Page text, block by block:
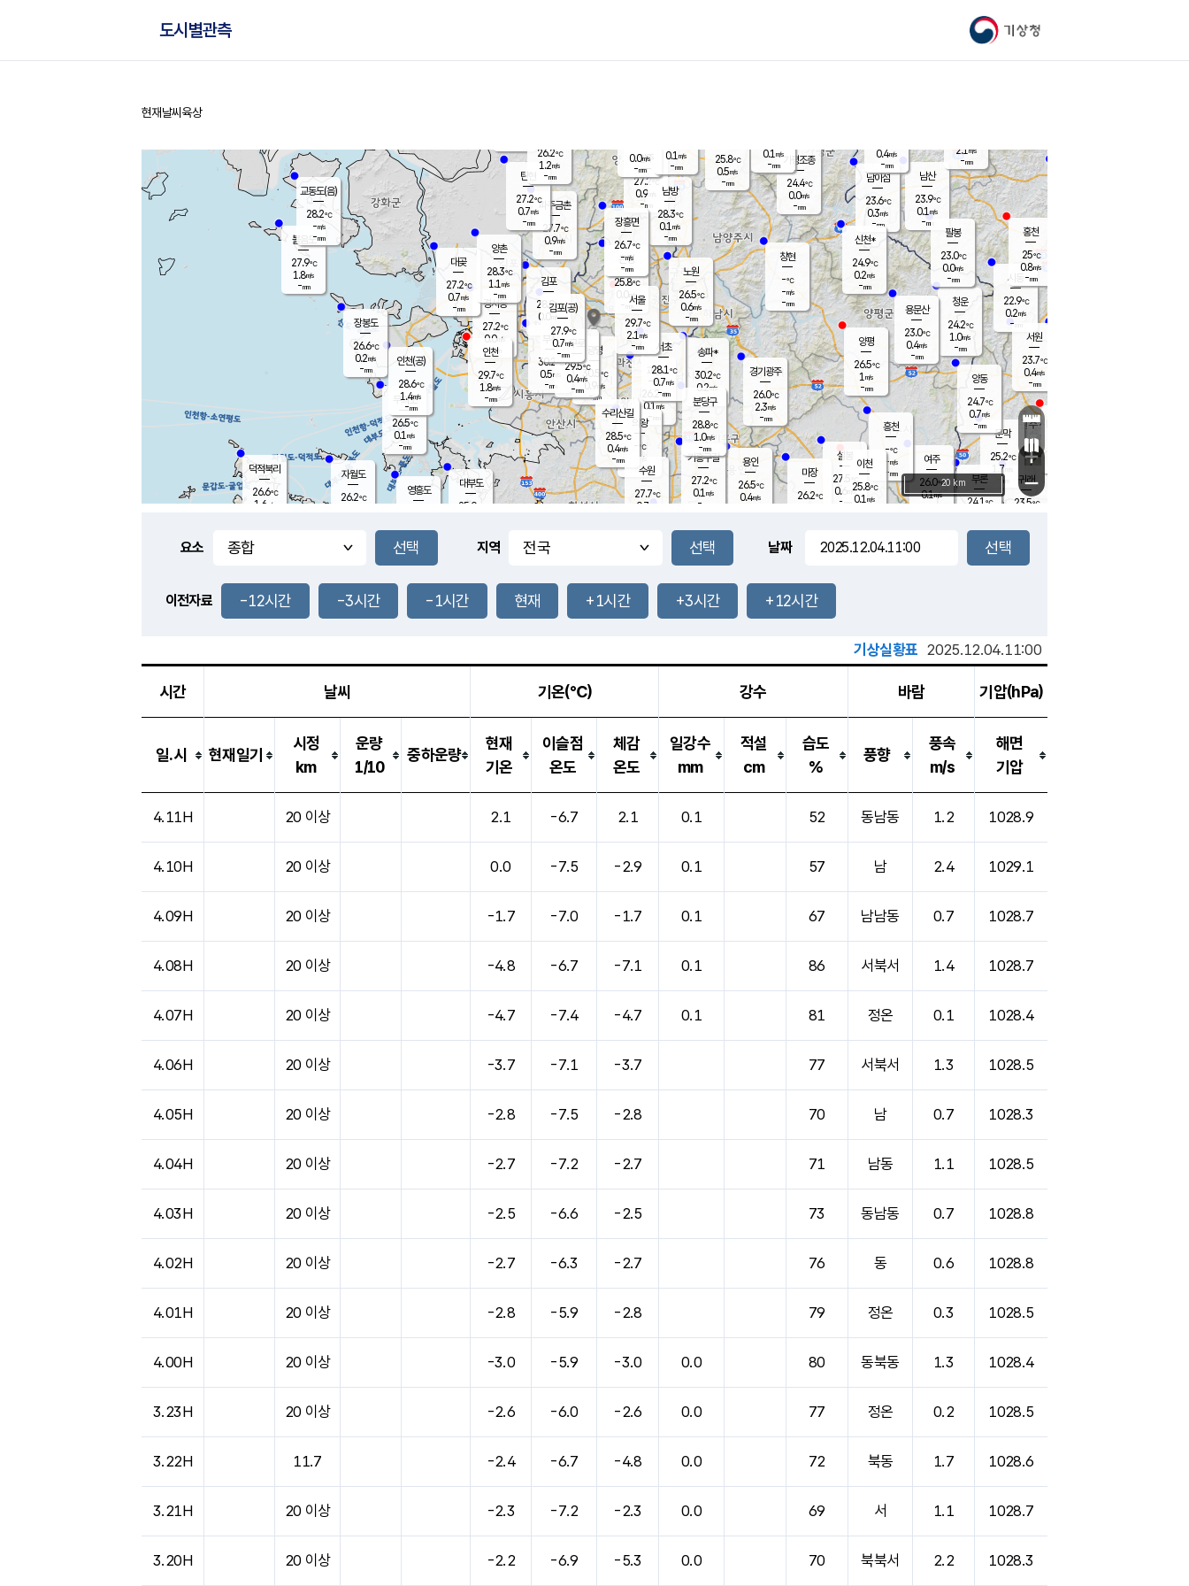
기상청
도시별관측
홈
현재날씨 육상
풍도
0.9m/s
문막
25.2℃
1.7m/s
mm
남이섬
23.6℃
0.3m/s
-mm
무의도
26.5℃
0.1 m/s
-mm
영흥도
볼음도
27.9℃
1.8m/s
-mm
자월도
26.2℃
양주
27.2℃
0.9
-mm
부론
24.1 ℃
과천
26.2℃
0.1m/s
- mm
남산
23.9℃
0.1 m/s
-mm
장봉도
26.6℃
0.2m/s
-mm
-mm
청운
24.2℃
1.0m/s
-mm
팔봉
23.0℃
0.0m/s
-mm
-mm
용인
26.5℃
0.4m/s
여주
26.0℃
0.1m/s
양동
24.7℃
0.7m/s
-mm
경기광주
26.0℃
2.3m/s
-mm
장호원
0.4m/s
-mm
26.5
℃
대부도
25.0
-
경서동
27.2℃
0.0m/s
-mm
파주금촌
27.7℃
0.9m/s
-mm
가평조종
24.4℃
0.0m/s
-mm
25.8℃
0.5m/s
-mm
대곶
27.2℃
0.7m/s
-mm
신천*
24.9℃
0.2m/s
-mm
창현
-℃
-m/s
-mm
탄현
27.2℃
0.7m/s
-mm
0.1 m/s
-mm
28.0℃
0.1m/s
-mm
흥천
-℃
-m/s
-mm
마장
26.2℃
의왕
- ℃
m/s
mm
김포
28.0℃
0.0 m/s
mm
설봉
27.5
0.6 m/s
- mm
광명
30.5 ℃
0.9 m/s
-mm
부천
30.2℃
0.5m/s
-mm
-mm
양촌
28.3℃
1.1 m/s
-mm
구로
29.5℃
0.4m/s
-mm
은평
25.8℃
0.0 m/s
- mm
노원
26.5℃
0.6m/s
-mm
송파*
30.2℃
0.2m/s
-mm
서초
28.1℃
0.7m/s
-mm
남방
28.3℃
0.1 m/s
-mm
기흥구갈
27.2℃
0.1 m/s
-
수리산길
28.5℃
0.4m/s
-mm
분당구
28.8℃
1.0m/s
-mm
장흥면
26.7℃
-m/s
-mm
0.0m/s
-mm
시동
22.9℃
0.2m/s
- mm
귀래
23.5℃
서원
23.7℃
0.4m/s
-mm
용문산
23.0℃
0.4m/s
-mm
덕적북리
26.6℃
1.6 m/s
인천(공)
28.6℃
1.4m/s
-mm
김포(공)
27.9℃
0.7m/s
-mm
교동도(음)
28.2℃
-m/s
-mm
홍천
25℃
0.8m/s
-mm
이천
25.8℃
0.1 m/s
양평
26.5℃
1 m/s
-mm
수원
27.7℃
0.7 m/s
인천
29.7℃
1.8m/s
-mm
서울
29.7℃
2.1 m/s
-mm
2.1 m/s
-mm
26.2℃
1.2m/s
-mm
0.1 m/s
-mm
+
−
20 km
요소 지역 날짜
이전자료 -12시간 -3시간 -1시간 현재 +1시간 +3시간 +12시간
기상실황표 2025.12.04.11:00
시간 날씨 기온(℃) 강수 바람 기압(hPa)
일.시 현재일기
시정
km
운량
1/10
중하운량
현재
기온
이슬점
온도
체감
온도
일강수
mm
적설
cm
습도
%
풍향
풍속
m/s
해면
기압
4.11H 20 이상 2.1 -6.7 2.1 0.1 52 동남동 1.2 1028.9
4.10H 20 이상 0.0 -7.5 -2.9 0.1 57 남 2.4 1029.1
4.09H 20 이상 -1.7 -7.0 -1.7 0.1 67 남남동 0.7 1028.7
4.08H 20 이상 -4.8 -6.7 -7.1 0.1 86 서북서 1.4 1028.7
4.07H 20 이상 -4.7 -7.4 -4.7 0.1 81 정온 0.1 1028.4
4.06H 20 이상 -3.7 -7.1 -3.7 77 서북서 1.3 1028.5
4.05H 20 이상 -2.8 -7.5 -2.8 70 남 0.7 1028.3
4.04H 20 이상 -2.7 -7.2 -2.7 71 남동 1.1 1028.5
4.03H 20 이상 -2.5 -6.6 -2.5 73 동남동 0.7 1028.8
4.02H 20 이상 -2.7 -6.3 -2.7 76 동 0.6 1028.8
4.01H 20 이상 -2.8 -5.9 -2.8 79 정온 0.3 1028.5
4.00H 20 이상 -3.0 -5.9 -3.0 0.0 80 동북동 1.3 1028.4
3.23H 20 이상 -2.6 -6.0 -2.6 0.0 77 정온 0.2 1028.5
3.22H 11.7 -2.4 -6.7 -4.8 0.0 72 북동 1.7 1028.6
3.21H 20 이상 -2.3 -7.2 -2.3 0.0 69 서 1.1 1028.7
3.20H 20 이상 -2.2 -6.9 -5.3 0.0 70 북북서 2.2 1028.3